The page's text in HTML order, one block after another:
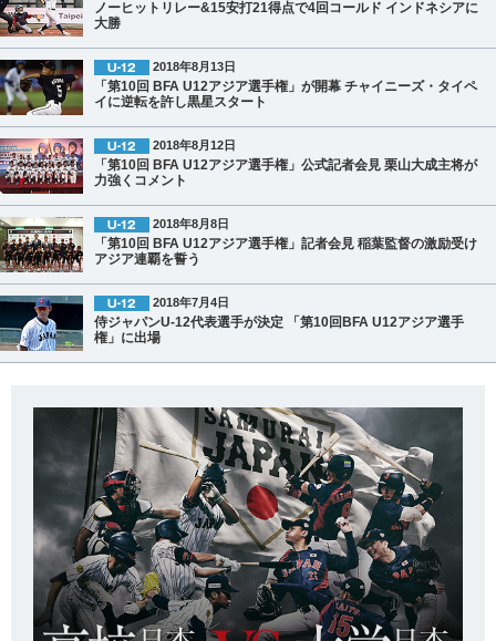
ノーヒットリレー&15安打21得点で4回コールド インドネシアに
大勝
2018年8月13日
「第10回 BFA U12アジア選手権」が開幕 チャイニーズ・タイペ
イに逆転を許し黒星スタート
2018年8月12日
「第10回 BFA U12アジア選手権」公式記者会見 栗山大成主将が
力強くコメント
2018年8月8日
「第10回 BFA U12アジア選手権」記者会見 稲葉監督の激励受け
アジア連覇を誓う
2018年7月4日
侍ジャパンU-12代表選手が決定 「第10回BFA U12アジア選手
権」に出場